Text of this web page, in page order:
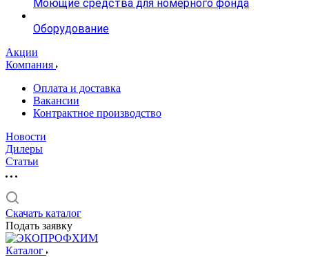
Моющие средства для номерного фонда
Оборудование
Акции
Компания
Оплата и доставка
Вакансии
Контрактное производство
Новости
Дилеры
Статьи
Скачать каталог
Подать заявку
Каталог